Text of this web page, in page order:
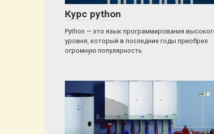
Курс python
Python — это язык программирования
уровня, который в последние годы приобрел
огромную популярность